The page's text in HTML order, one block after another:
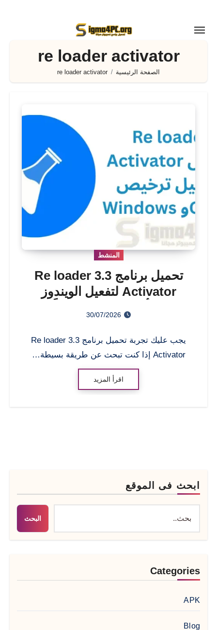
المحتوى
re loader activator
الصفحة الرئيسية re loader activator
المنشط
تحميل برنامج Re loader 3.3
Activator لتفعيل الويندوز
والأوفيس 2026 مجاناً30/07/2026
يجب عليك تجربة تحميل برنامج Re loader 3.3
Activator إذا كنت تبحث عن طريقة بسيطة…
اقرأ المزيد
ابحث فى الموقع
البحث
Categories
APK
Blog